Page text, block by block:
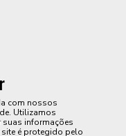
com nossos
Utilizamos
informações
é protegido pelo